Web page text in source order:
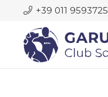
+39 011 9593725